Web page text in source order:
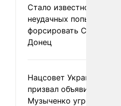
Стало известно о
неудачных попытках
форсировать
Донец
Нацсовет Украины по
призвал объявить
Музыченко угрозой